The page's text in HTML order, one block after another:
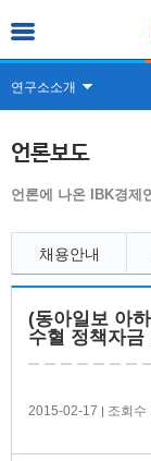
연구소소개
언론보도
언론에 나온 IBK경제
채용안내
(동아일보 아
수혈 정책자금
2015-02-17 | 조회수